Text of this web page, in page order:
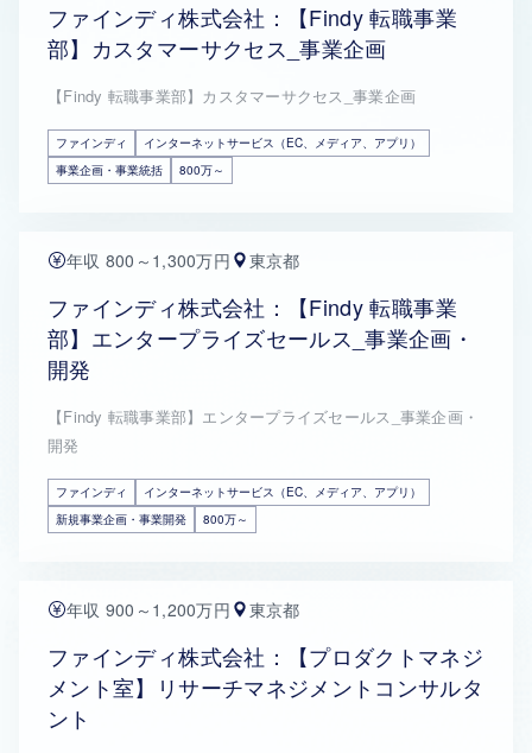
ファインディ株式会社：【Findy 転職事業
部】カスタマーサクセス_事業企画
【Findy 転職事業部】カスタマーサクセス_事業企画
ファインディ
インターネットサービス（EC、メディア、アプリ）
事業企画・事業統括
800万～
年収 800～1,300万円 東京都
ファインディ株式会社：【Findy 転職事業
部】エンタープライズセールス_事業企画・
開発
【Findy 転職事業部】エンタープライズセールス_事業企画・
開発
ファインディ
インターネットサービス（EC、メディア、アプリ）
新規事業企画・事業開発
800万～
年収 900～1,200万円 東京都
ファインディ株式会社：【プロダクトマネジ
メント室】リサーチマネジメントコンサルタ
ント